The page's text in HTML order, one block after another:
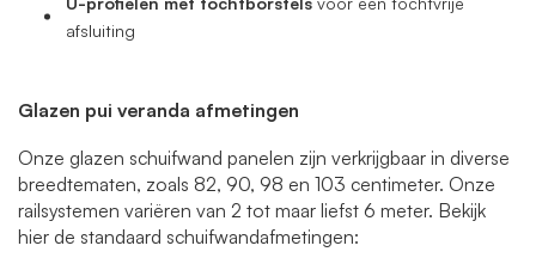
afsluiting
Glazen pui veranda afmetingen
Onze glazen schuifwand panelen zijn verkrijgbaar in diverse
breedtematen, zoals 82, 90, 98 en 103 centimeter. Onze
railsystemen variëren van 2 tot maar liefst 6 meter. Bekijk
hier de standaard schuifwandafmetingen: